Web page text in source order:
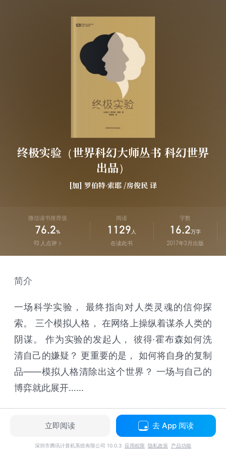
终极实验（世界科幻大师丛书 科幻世界
出品）
[加] 罗伯特·索耶 /房俊民 译
微信读书推荐值
76.2%
93 人点评
阅读
1129 人
在读此书
字数
16.2 万字
2017年3月出版
简介
一场科学实验， 最终指向对人类灵魂的信仰探
索。 三个模拟人格， 在网络上操纵着谋杀人类的
阴谋。 作为实验的发起人， 彼得·霍布森如何洗
清自己的嫌疑？ 更重要的是， 如何将自身的复制
品——模拟人格清除出这个世界？ 一场与自己的
博弈就此展开……
立即阅读 去 App 阅读
深圳市腾讯计算机系统有限公司 10.0.3 应用权限 隐私政策 产品功能